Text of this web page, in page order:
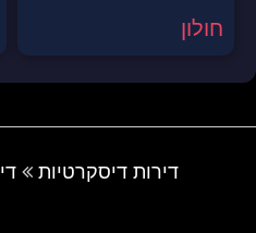
חולון
דירות דיסקרטיות